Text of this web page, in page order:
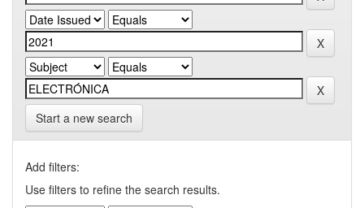
Start a new search
Add filters:
Use filters to refine the search results.